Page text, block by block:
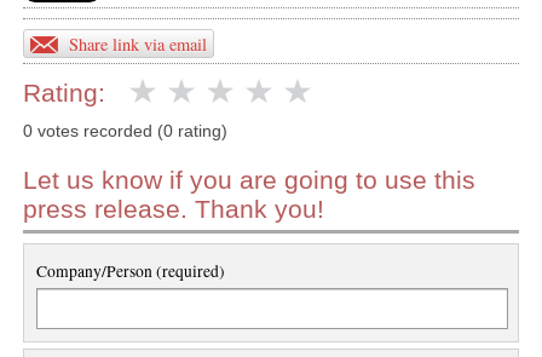
Share link via email
Rating:
0 votes recorded (0 rating)
Let us know if you are going to use this
press release. Thank you!
Company/Person (required)